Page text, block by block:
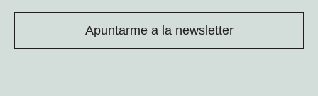
Apuntarme a la newsletter